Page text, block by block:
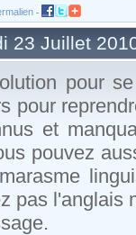
-
23 Juillet
pour
pour
et
pouvez
pas l'anglais